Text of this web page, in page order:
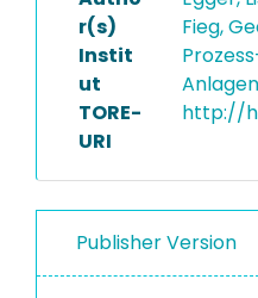
r(s)
Fieg,
Instit
ut
TORE-
URI
http://
Publisher Version